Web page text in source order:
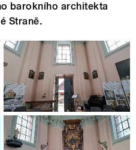
barokního architekta
Straně.